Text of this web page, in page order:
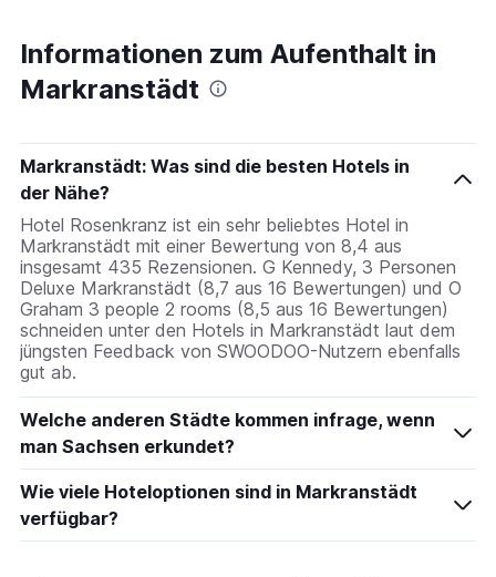
Informationen zum Aufenthalt in
Markranstädt
Markranstädt: Was sind die besten Hotels in
der Nähe?
Hotel Rosenkranz ist ein sehr beliebtes Hotel in
Markranstädt mit einer Bewertung von 8,4 aus
insgesamt 435 Rezensionen. G Kennedy, 3 Personen
Deluxe Markranstädt (8,7 aus 16 Bewertungen) und O
Graham 3 people 2 rooms (8,5 aus 16 Bewertungen)
schneiden unter den Hotels in Markranstädt laut dem
jüngsten Feedback von SWOODOO-Nutzern ebenfalls
gut ab.
Welche anderen Städte kommen infrage, wenn
man Sachsen erkundet?
Wie viele Hoteloptionen sind in Markranstädt
verfügbar?